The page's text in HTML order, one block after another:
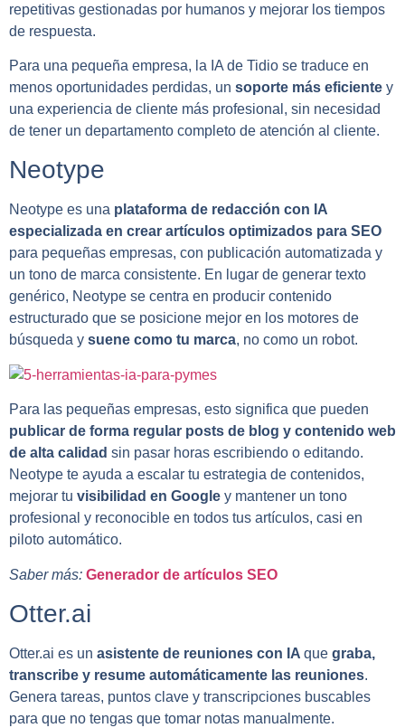
repetitivas gestionadas por humanos y mejorar los tiempos
de respuesta.
Para una pequeña empresa, la IA de Tidio se traduce en
menos oportunidades perdidas, un soporte más eficiente y
una experiencia de cliente más profesional, sin necesidad
de tener un departamento completo de atención al cliente.
Neotype
Neotype es una plataforma de redacción con IA
especializada en crear artículos optimizados para SEO
para pequeñas empresas, con publicación automatizada y
un tono de marca consistente. En lugar de generar texto
genérico, Neotype se centra en producir contenido
estructurado que se posicione mejor en los motores de
búsqueda y suene como tu marca, no como un robot.
Para las pequeñas empresas, esto significa que pueden
publicar de forma regular posts de blog y contenido web
de alta calidad sin pasar horas escribiendo o editando.
Neotype te ayuda a escalar tu estrategia de contenidos,
mejorar tu visibilidad en Google y mantener un tono
profesional y reconocible en todos tus artículos, casi en
piloto automático.
Saber más: Generador de artículos SEO
Otter.ai
Otter.ai es un asistente de reuniones con IA que graba,
transcribe y resume automáticamente las reuniones.
Genera tareas, puntos clave y transcripciones buscables
para que no tengas que tomar notas manualmente.